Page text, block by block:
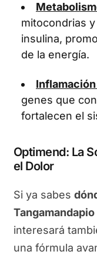
mitocondrias
insulina,
de la energía.
genes que
fortalecen el
Optimend: La
el Dolor
Si ya sabes
interesará
una fórmula